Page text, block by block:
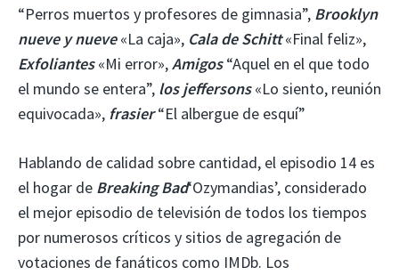
“Perros muertos y profesores de gimnasia”, Brooklyn
nueve y nueve«La caja», Cala de Schitt«Final feliz»,
Exfoliantes«Mi error»,Amigos“Aquel en el que todo
el mundo se entera”, los jeffersons«Lo siento, reunión
equivocada», frasier“El albergue de esquí”
Hablando de calidad sobre cantidad, el episodio 14 es
el hogar de Breaking Bad‘Ozymandias’, considerado
el mejor episodio de televisión de todos los tiempos
por numerosos críticos y sitios de agregación de
votaciones de fanáticos como IMDb. Los